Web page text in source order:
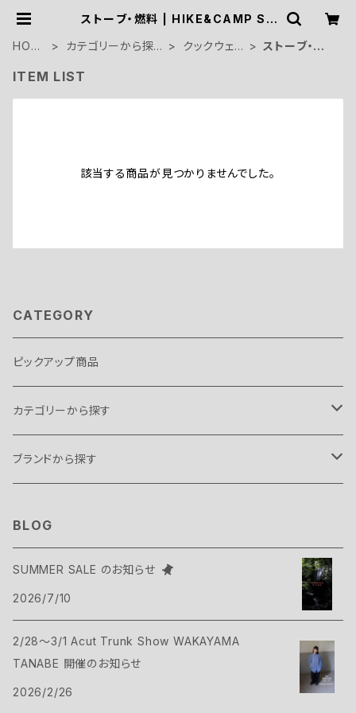
ストーブ・燃料 | HIKE&CAMP ST
HOM
カテゴリーから探
クックウェ
ストーブ・燃
ITEM LIST
該当する商品が見つかりませんでした。
CATEGORY
ピックアップ商品
カテゴリーから探す
テント・タープ
タープ
アクセサリー
ヴィヴィ
ハンモック
マット
バックパック
サコッシュ・ポーチ
バックパックアクセサリー
トップス
Tシャツ・シャツ
シェル
パンツ・ショーツ
シューズ
ブランドから探す
Bush Craft
Cargo Container
BLOG
SUMMER SALE のお知らせ
2026/7/10
2/28～3/1 Acut Trunk Show WAKAYAMA
TANABE 開催のお知らせ
2026/2/26